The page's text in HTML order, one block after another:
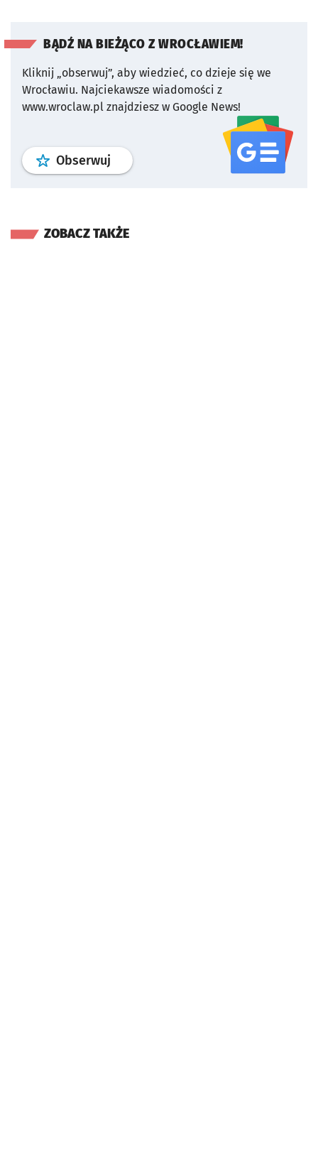
BĄDŹ NA BIEŻĄCO Z WROCŁAWIEM!
Kliknij „obserwuj”, aby wiedzieć, co dzieje się we
Wrocławiu. Najciekawsze wiadomości z
www.wroclaw.pl znajdziesz w Google News!
Obserwuj profil serwisu
ZOBACZ TAKŻE